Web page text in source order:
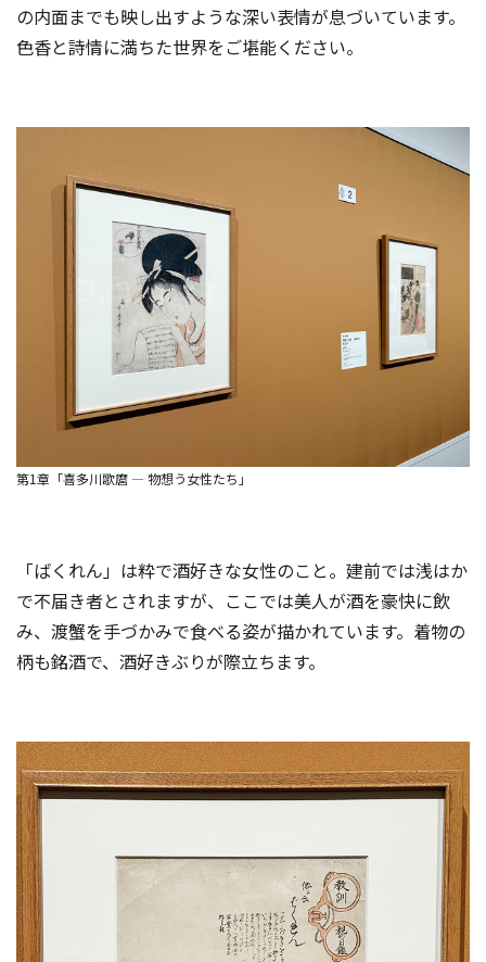
の内面までも映し出すような深い表情が息づいています。
色香と詩情に満ちた世界をご堪能ください。
第1章「喜多川歌麿 ― 物想う女性たち」
「ばくれん」は粋で酒好きな女性のこと。建前では浅はか
で不届き者とされますが、ここでは美人が酒を豪快に飲
み、渡蟹を手づかみで食べる姿が描かれています。着物の
柄も銘酒で、酒好きぶりが際立ちます。